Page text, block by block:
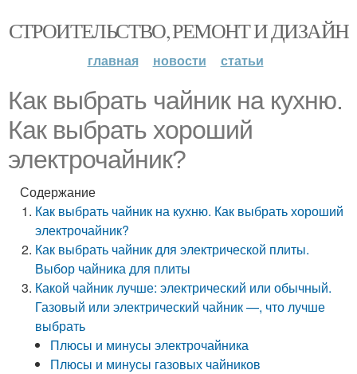
СТРОИТЕЛЬСТВО, РЕМОНТ И ДИЗАЙН
главная новости статьи
Как выбрать чайник на кухню.
Как выбрать хороший
электрочайник?
Содержание
Как выбрать чайник на кухню. Как выбрать хороший
электрочайник?
Как выбрать чайник для электрической плиты.
Выбор чайника для плиты
Какой чайник лучше: электрический или обычный.
Газовый или электрический чайник —, что лучше
выбрать
Плюсы и минусы электрочайника
Плюсы и минусы газовых чайников